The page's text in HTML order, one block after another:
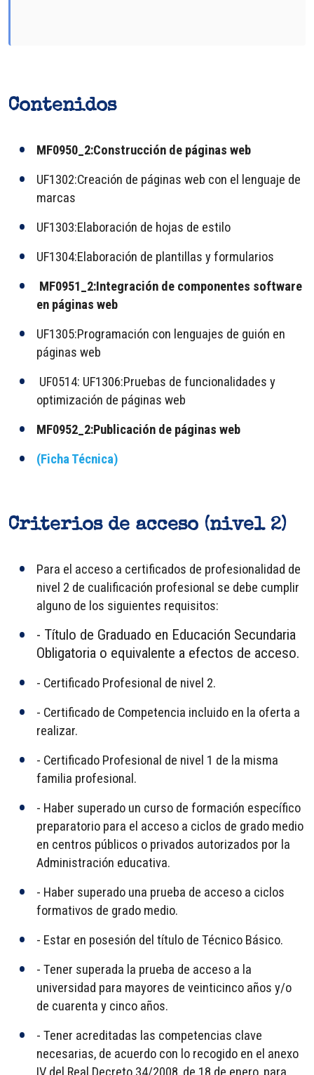
Contenidos
MF0950_2:Construcción de páginas web
UF1302:Creación de páginas web con el lenguaje de
marcas
UF1303:Elaboración de hojas de estilo
UF1304:Elaboración de plantillas y formularios
MF0951_2:Integración de componentes software
en páginas web
UF1305:Programación con lenguajes de guión en
páginas web
UF0514: UF1306:Pruebas de funcionalidades y
optimización de páginas web
MF0952_2:Publicación de páginas web
(Ficha Técnica)
Criterios de acceso (nivel 2)
Para el acceso a certificados de profesionalidad de
nivel 2 de cualificación profesional se debe cumplir
alguno de los siguientes requisitos:
- Título de Graduado en Educación Secundaria
Obligatoria o equivalente a efectos de acceso.
- Certificado Profesional de nivel 2.
- Certificado de Competencia incluido en la oferta a
realizar.
- Certificado Profesional de nivel 1 de la misma
familia profesional.
- Haber superado un curso de formación específico
preparatorio para el acceso a ciclos de grado medio
en centros públicos o privados autorizados por la
Administración educativa.
- Haber superado una prueba de acceso a ciclos
formativos de grado medio.
- Estar en posesión del título de Técnico Básico.
- Tener superada la prueba de acceso a la
universidad para mayores de veinticinco años y/o
de cuarenta y cinco años.
- Tener acreditadas las competencias clave
necesarias, de acuerdo con lo recogido en el anexo